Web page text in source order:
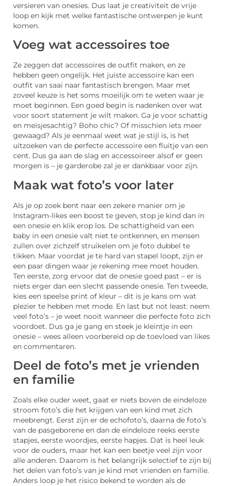
versieren van onesies. Dus laat je creativiteit de vrije
loop en kijk met welke fantastische ontwerpen je kunt
komen.
Voeg wat accessoires toe
Ze zeggen dat accessoires de outfit maken, en ze
hebben geen ongelijk. Het juiste accessoire kan een
outfit van saai naar fantastisch brengen. Maar met
zoveel keuze is het soms moeilijk om te weten waar je
moet beginnen. Een goed begin is nadenken over wat
voor soort statement je wilt maken. Ga je voor schattig
en meisjesachtig? Boho chic? Of misschien iets meer
gewaagd? Als je eenmaal weet wat je stijl is, is het
uitzoeken van de perfecte accessoire een fluitje van een
cent. Dus ga aan de slag en accessoireer alsof er geen
morgen is – je garderobe zal je er dankbaar voor zijn.
Maak wat foto’s voor later
Als je op zoek bent naar een zekere manier om je
Instagram-likes een boost te geven, stop je kind dan in
een onesie en klik erop los. De schattigheid van een
baby in een onesie valt niet te ontkennen, en mensen
zullen over zichzelf struikelen om je foto dubbel te
tikken. Maar voordat je te hard van stapel loopt, zijn er
een paar dingen waar je rekening mee moet houden.
Ten eerste, zorg ervoor dat de onesie goed past – er is
niets erger dan een slecht passende onesie. Ten tweede,
kies een speelse print of kleur – dit is je kans om wat
plezier te hebben met mode. En last but not least: neem
veel foto’s – je weet nooit wanneer die perfecte foto zich
voordoet. Dus ga je gang en steek je kleintje in een
onesie – wees alleen voorbereid op de toevloed van likes
en commentaren.
Deel de foto’s met je vrienden
en familie
Zoals elke ouder weet, gaat er niets boven de eindeloze
stroom foto’s die het krijgen van een kind met zich
meebrengt. Eerst zijn er de echofoto’s, daarna de foto’s
van de pasgeborene en dan de eindeloze reeks eerste
stapjes, eerste woordjes, eerste hapjes. Dat is heel leuk
voor de ouders, maar het kan een beetje veel zijn voor
alle anderen. Daarom is het belangrijk selectief te zijn bij
het delen van foto’s van je kind met vrienden en familie.
Anders loop je het risico bekend te worden als de